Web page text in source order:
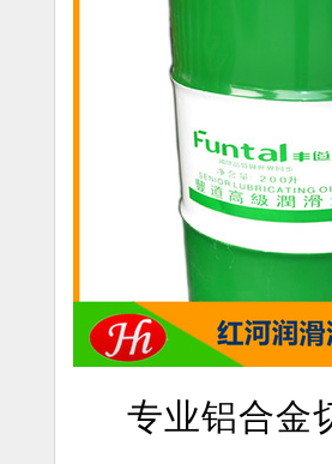
专业铝合金